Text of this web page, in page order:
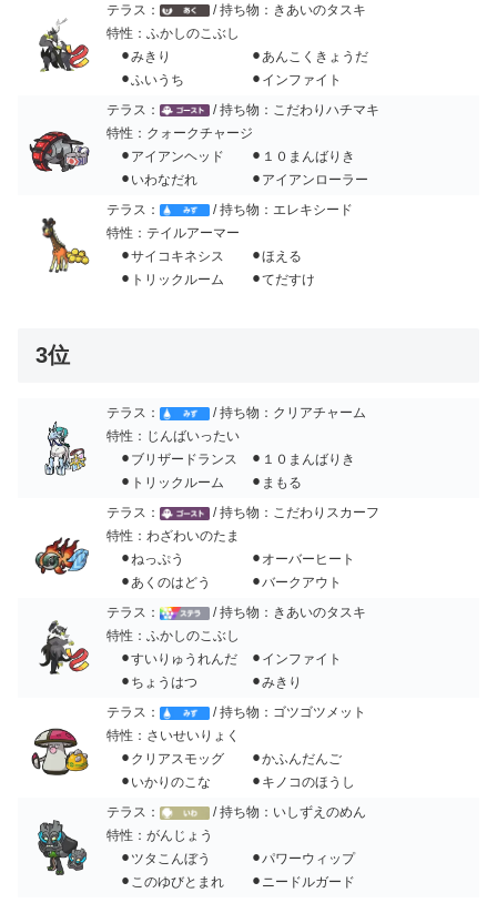
テラス：
/ 持ち物：きあいのタスキ
特性：ふかしのこぶし
⚫︎みきり ⚫︎あんこくきょうだ
⚫︎ふいうち ⚫︎インファイト
テラス：
/ 持ち物：こだわりハチマキ
特性：クォークチャージ
⚫︎アイアンヘッド ⚫︎１０まんばりき
⚫︎いわなだれ ⚫︎アイアンローラー
テラス：
/ 持ち物：エレキシード
特性：テイルアーマー
⚫︎サイコキネシス ⚫︎ほえる
⚫︎トリックルーム ⚫︎てだすけ
3位
テラス：
/ 持ち物：クリアチャーム
特性：じんばいったい
⚫︎ブリザードランス ⚫︎１０まんばりき
⚫︎トリックルーム ⚫︎まもる
テラス：
/ 持ち物：こだわりスカーフ
特性：わざわいのたま
⚫︎ねっぷう ⚫︎オーバーヒート
⚫︎あくのはどう ⚫︎バークアウト
テラス：
/ 持ち物：きあいのタスキ
特性：ふかしのこぶし
⚫︎すいりゅうれんだ ⚫︎インファイト
⚫︎ちょうはつ ⚫︎みきり
テラス：
/ 持ち物：ゴツゴツメット
特性：さいせいりょく
⚫︎クリアスモッグ ⚫︎かふんだんご
⚫︎いかりのこな ⚫︎キノコのほうし
テラス：
/ 持ち物：いしずえのめん
特性：がんじょう
⚫︎ツタこんぼう ⚫︎パワーウィップ
⚫︎このゆびとまれ ⚫︎ニードルガード